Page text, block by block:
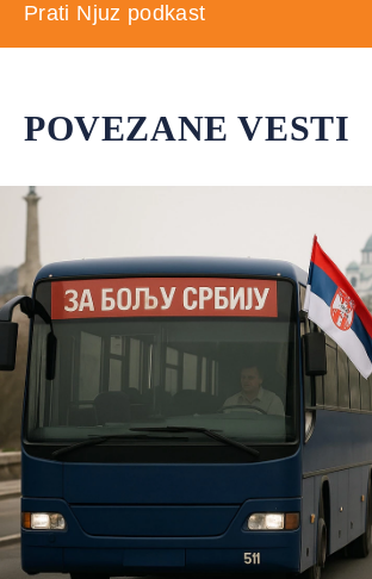
Prati Njuz podkast
POVEZANE VESTI